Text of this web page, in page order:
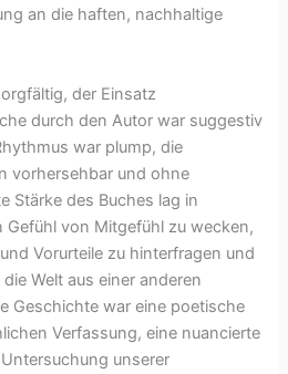
an die haften, nachhaltige
der Einsatz
durch den Autor war suggestiv
war plump, die
vorhersehbar und ohne
Stärke des Buches lag in
Gefühl von Mitgefühl zu wecken,
Vorurteile zu hinterfragen und
Welt aus einer anderen
Geschichte war eine poetische
Verfassung, eine nuancierte
unserer